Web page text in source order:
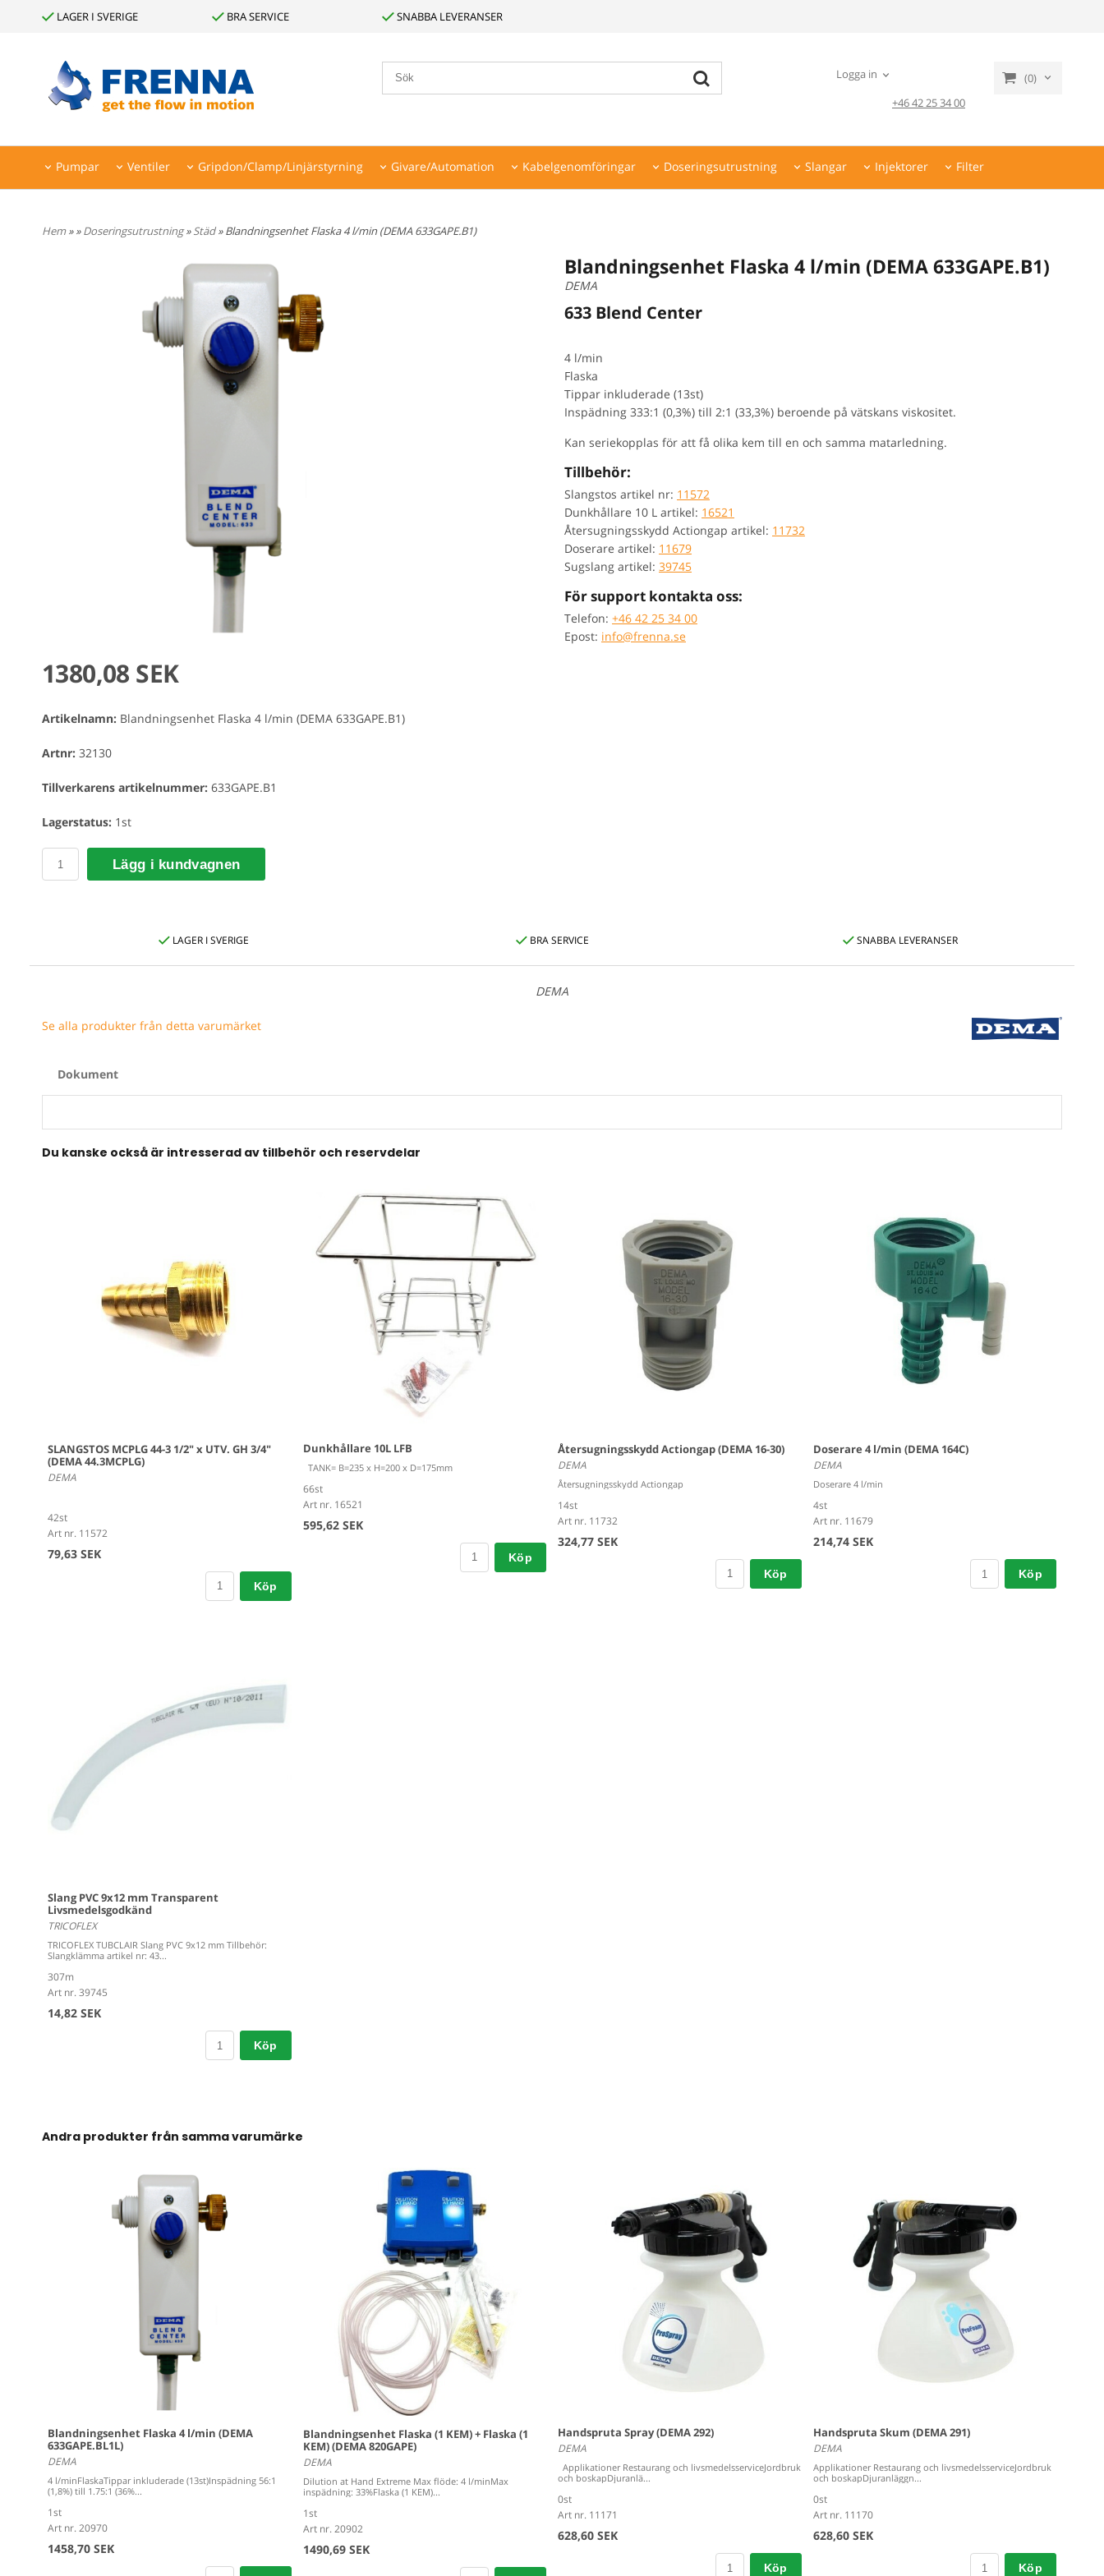
LAGER I SVERIGE BRA SERVICE SNABBA LEVERANSER
Logga in
(0)
+46 42 25 34 00
Pumpar Ventiler Gripdon/Clamp/Linjärstyrning Givare/Automation Kabelgenomföringar Doseringsutrustning Slangar Injektorer Filter
Hem»»Doseringsutrustning»Städ» Blandningsenhet Flaska 4 l/min (DEMA 633GAPE.B1)
1380,08 SEK
Artikelnamn: Blandningsenhet Flaska 4 l/min (DEMA 633GAPE.B1)
Artnr: 32130
Tillverkarens artikelnummer: 633GAPE.B1
Lagerstatus: 1st
Lägg i kundvagnen
Blandningsenhet Flaska 4 l/min (DEMA 633GAPE.B1)
DEMA
633 Blend Center
4 l/min
Flaska
Tippar inkluderade (13st)
Inspädning 333:1 (0,3%) till 2:1 (33,3%) beroende på vätskans viskositet.
Kan seriekopplas för att få olika kem till en och samma matarledning.
Tillbehör:
Slangstos artikel nr: 11572
Dunkhållare 10 L artikel: 16521
Återsugningsskydd Actiongap artikel: 11732
Doserare artikel: 11679
Sugslang artikel: 39745
För support kontakta oss:
Telefon: +46 42 25 34 00
Epost: info@frenna.se
LAGER I SVERIGE BRA SERVICE SNABBA LEVERANSER
DEMA
Se alla produkter från detta varumärket
Dokument
Du kanske också är intresserad av tillbehör och reservdelar
SLANGSTOS MCPLG 44-3 1/2" x UTV. GH 3/4"
(DEMA 44.3MCPLG)
DEMA
42st
Art nr. 11572
79,63 SEK
Köp
Dunkhållare 10L LFB
TANK= B=235 x H=200 x D=175mm
66st
Art nr. 16521
595,62 SEK
Köp
Återsugningsskydd Actiongap (DEMA 16-30)
DEMA
Återsugningsskydd Actiongap
14st
Art nr. 11732
324,77 SEK
Köp
Doserare 4 l/min (DEMA 164C)
DEMA
Doserare 4 l/min
4st
Art nr. 11679
214,74 SEK
Köp
Slang PVC 9x12 mm Transparent
Livsmedelsgodkänd
TRICOFLEX
TRICOFLEX TUBCLAIR Slang PVC 9x12 mm Tillbehör:
Slangklämma artikel nr: 43...
307m
Art nr. 39745
14,82 SEK
Köp
Andra produkter från samma varumärke
Blandningsenhet Flaska 4 l/min (DEMA
633GAPE.BL1L)
DEMA
4 l/minFlaskaTippar inkluderade (13st)Inspädning 56:1
(1,8%) till 1.75:1 (36%...
1st
Art nr. 20970
1458,70 SEK
Blandningsenhet Flaska (1 KEM) + Flaska (1
KEM) (DEMA 820GAPE)
DEMA
Dilution at Hand Extreme Max flöde: 4 l/minMax
inspädning: 33%Flaska (1 KEM)...
1st
Art nr. 20902
1490,69 SEK
Handspruta Spray (DEMA 292)
DEMA
Applikationer Restaurang och livsmedelsserviceJordbruk
och boskapDjuranlä...
0st
Art nr. 11171
628,60 SEK
Köp
Handspruta Skum (DEMA 291)
DEMA
Applikationer Restaurang och livsmedelsserviceJordbruk
och boskapDjuranläggn...
0st
Art nr. 11170
628,60 SEK
Köp